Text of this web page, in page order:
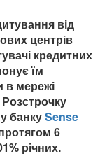
від
центрів
кредитних
їм
в мережі
банкуSense
6
річних.